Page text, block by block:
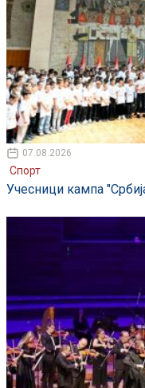
07.08.2026
Спорт
Учесници кампа